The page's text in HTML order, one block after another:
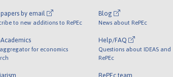
by email
to new additions to RePEc
for economics
Blog
News about RePEc
Help/FAQ
Questions about IDEAS and
RePEc
RePEc team